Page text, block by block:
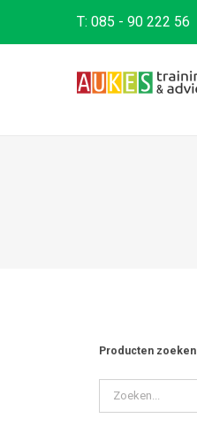
T: 085 - 90 222 56
Producten zoeken